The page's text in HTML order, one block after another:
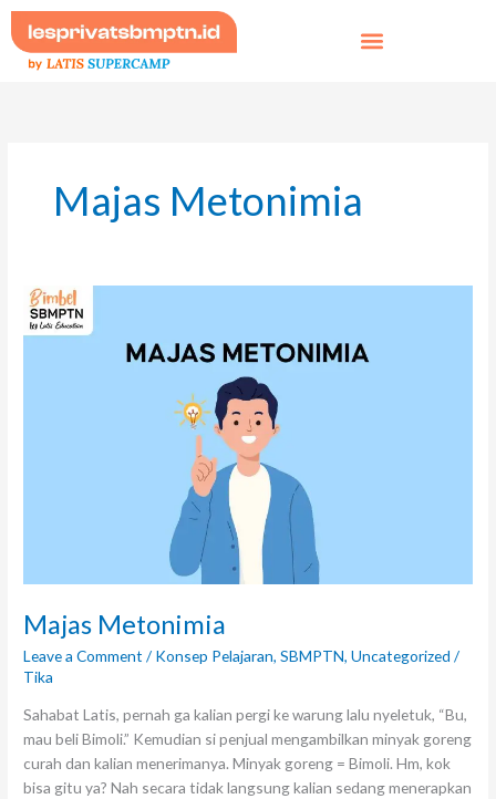
Skip
to
content
Majas Metonimia
Majas Metonimia
Leave a Comment / Konsep Pelajaran,SBMPTN,Uncategorized /
Tika
Sahabat Latis, pernah ga kalian pergi ke warung lalu nyeletuk, “Bu,
mau beli Bimoli.” Kemudian si penjual mengambilkan minyak goreng
curah dan kalian menerimanya. Minyak goreng = Bimoli. Hm, kok
bisa gitu ya? Nah secara tidak langsung kalian sedang menerapkan
Majas
Metonimia